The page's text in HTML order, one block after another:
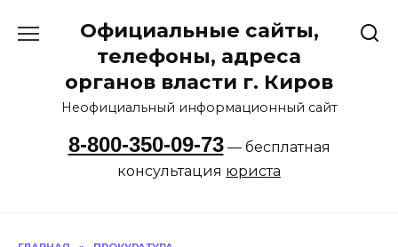
Официальные сайты,
телефоны, адреса
органов власти г. Киров
Неофициальный информационный сайт
8-800-350-09-73— бесплатная
консультация юриста